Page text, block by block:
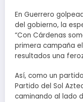
En Guerrero
del gobierno, la
“Con Cárdenas
primera campaña
resultados una
Así, como un
Partido del Sol
caminando al lado